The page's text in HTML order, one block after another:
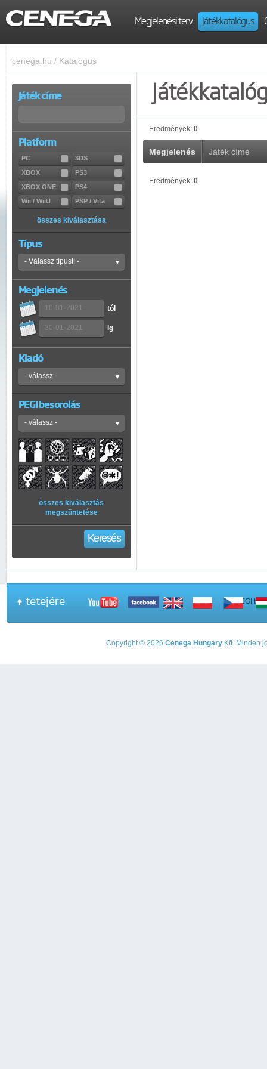
Megjelenési terv Játékkatalógus
cenega.hu / Katalógus
Játék címe
Platform
PC
3DS
XBOX
PS3
XBOX ONE
PS4
Wii / WiiU
PSP / Vita
összes kiválasztása
Típus
Megjelenés
tól
ig
Kiadó
PEGI besorolás
összes kiválasztás
megszüntetése
Keresés
Eredmények: 0
Megjelenés Játék címe
Eredmények: 0
tetejére A PEGI
Copyright © 2026 Cenega Hungary Kft. Minden